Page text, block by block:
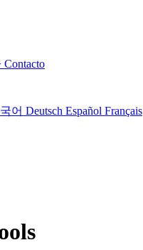
Contacto
어 Deutsch Español Français